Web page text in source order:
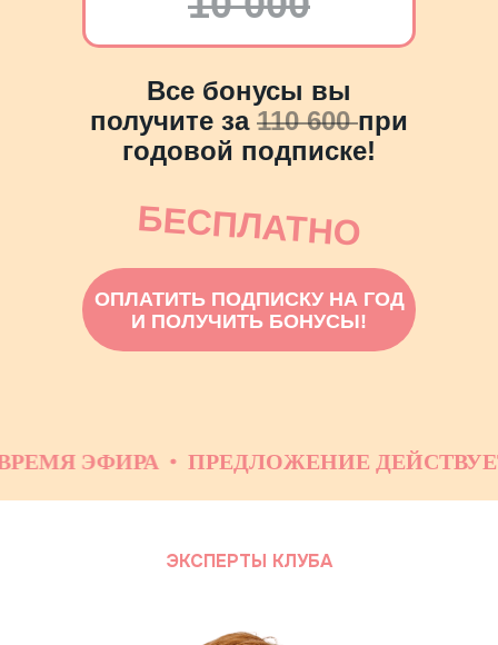
БЕСПЛАТНО
Все бонусы вы
получите за 110 600при
годовой подписке!
ОПЛАТИТЬ ПОДПИСКУ НА ГОД
И ПОЛУЧИТЬ БОНУСЫ!
ЭФИРА ПРЕДЛОЖЕНИЕ ДЕЙСТВУЕТ
ЭКСПЕРТЫ КЛУБА